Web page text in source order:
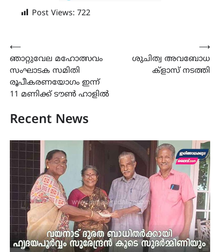
Post Views: 722
Post
navigation
⟵
ഞാറ്റുവേല മഹോത്സവം
സംഘാടക സമിതി
രൂപീകരണയോഗം ഇന്ന്
11 മണിക്ക് ടൗൺ ഹാളിൽ
ശുചിത്വ അവബോധ
ക്ളാസ് നടത്തി
⟶
Recent News